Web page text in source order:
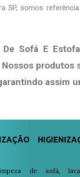
SP, somos
Sofá E
produtos
assim
de sofá,